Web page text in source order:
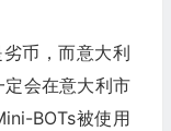
币，而意大利
会在意大利市
BOTs被使用